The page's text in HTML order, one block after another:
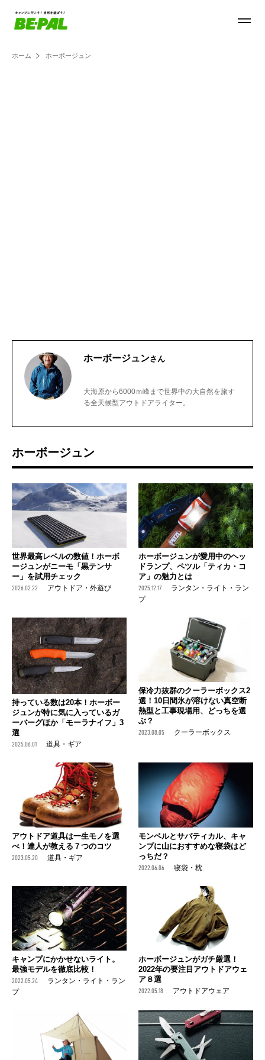
ホーム ホーボージュン
ホーボージュンさん
大海原から6000ｍ峰まで世界中の大自然を旅す
る全天候型アウトドアライター。
ホーボージュン
世界最高レベルの数値！ホーボ
ージュンがニーモ「黒テンサ
ー」を試用チェック
2026.02.22 アウトドア・外遊び
ホーボージュンが愛用中のヘッ
ドランプ、ペツル「ティカ・コ
ア」の魅力とは
2025.12.17
ランタン・ライト・ラン
プ
持っている数は20本！ホーボー
ジュンが特に気に入っているガ
ーバーグほか「モーラナイフ」3
選
2025.06.01 道具・ギア
保冷力抜群のクーラーボックス2
選！10日間氷が溶けない真空断
熱型と工事現場用、どっちを選
ぶ？
2023.08.05 クーラーボックス
アウトドア道具は一生モノを選
べ！達人が教える７つのコツ
2023.05.20 道具・ギア
モンベルとサバティカル、キャ
ンプに山におすすめな寝袋はど
っちだ？
2022.06.06 寝袋・枕
キャンプにかかせないライト。
最強モデルを徹底比較！
2022.05.24
ランタン・ライト・ラン
プ
ホーボージュンがガチ厳選！
2022年の要注目アウトドアウェ
ア８選
2022.05.18 アウトドアウェア